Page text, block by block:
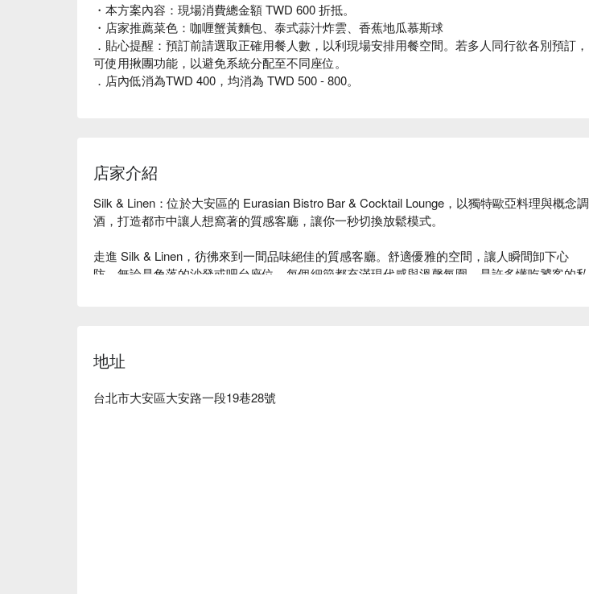
・本方案內容：現場消費總金額 TWD 600 折抵。
・店家推薦菜色：咖喱蟹黃麵包、泰式蒜汁炸雲、香蕉地瓜慕斯球
．貼心提醒：預訂前請選取正確用餐人數，以利現場安排用餐空間。若多人同行欲各別預訂，
可使用揪團功能，以避免系統分配至不同座位。
．店內低消為TWD 400，均消為 TWD 500 - 800。
店家介紹
Silk & Linen：位於大安區的 Eurasian Bistro Bar & Cocktail Lounge，以獨特歐亞料理與概念調
酒，打造都市中讓人想窩著的質感客廳，讓你一秒切換放鬆模式。
走進 Silk & Linen，彷彿來到一間品味絕佳的質感客廳。舒適優雅的空間，讓人瞬間卸下心
防，無論是角落的沙發或吧台座位，每個細節都充滿現代感與溫馨氛圍，是許多懂吃饕客的私
能化為杯中風味，讓你的微醺之夜充滿儀式感，絕對是值得專程朝聖的寶藏餐酒館！
💁🏻 實用資訊
地址
台北市大安區大安路一段19巷28號